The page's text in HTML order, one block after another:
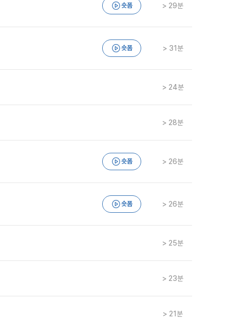
숏폼 > 29분
숏폼 > 31분
> 24분
> 28분
숏폼 > 26분
숏폼 > 26분
> 25분
> 23분
> 21분